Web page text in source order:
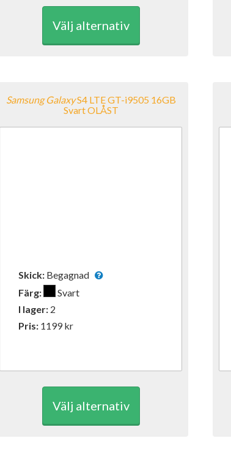
Välj alternativ
Samsung GalaxyS4 LTE GT-i9505 16GB
Svart OLÅST
Skick: Begagnad
Färg:
Svart
I lager: 2
Pris: 1199kr
Välj alternativ